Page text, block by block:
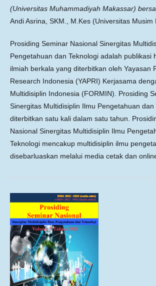
(Universitas Muhammadiyah Makassar)
Andi Asrina, SKM., M.Kes (Universitas Musim
Prosiding Seminar Nasional Sinergitas
Pengetahuan dan Teknologi adalah publikasi
ilmiah berkala yang diterbitkan oleh Yayasan
Research Indonesia (YAPRI) Kerjasama
Multidisiplin Indonesia (FORMIN). Prosiding
Sinergitas Multidisiplin Ilmu Pengetahuan dan
diterbitkan satu kali dalam satu tahun.
Nasional Sinergitas Multidisiplin Ilmu
Teknologi mencakup multidisiplin ilmu
disebarluaskan melalui media cetak dan